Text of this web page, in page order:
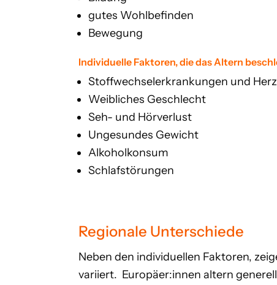
gutes Wohlbefinden
Bewegung
Individuelle Faktoren, die das Altern
Stoffwechselerkrankungen und
Weibliches Geschlecht
Seh- und Hörverlust
Ungesundes Gewicht
Alkoholkonsum
Schlafstörungen
Regionale Unterschiede
Neben den individuellen Faktoren,
variiert. Europäer:innen altern